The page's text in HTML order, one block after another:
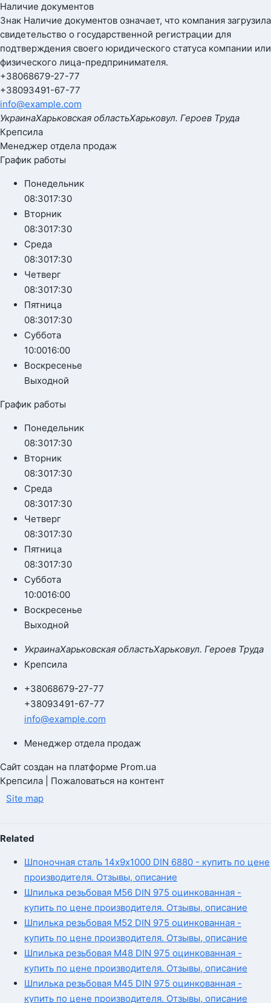
Наличие документов
Знак Наличие документов означает, что компания загрузила
свидетельство о государственной регистрации для
подтверждения своего юридического статуса компании или
физического лица-предпринимателя.
+38068679-27-77
+38093491-67-77
info@example.com
УкраинаХарьковская областьХарьковул. Героев Труда
Крепсила
Менеджер отдела продаж
График работы
Понедельник
08:3017:30
Вторник
08:3017:30
Среда
08:3017:30
Четверг
08:3017:30
Пятница
08:3017:30
Суббота
10:0016:00
Воскресенье
Выходной
График работы
Понедельник
08:3017:30
Вторник
08:3017:30
Среда
08:3017:30
Четверг
08:3017:30
Пятница
08:3017:30
Суббота
10:0016:00
Воскресенье
Выходной
УкраинаХарьковская областьХарьковул. Героев Труда
Крепсила
+38068679-27-77
+38093491-67-77
info@example.com
Менеджер отдела продаж
Сайт создан на платформе Prom.ua
Крепсила | Пожаловаться на контент
Site map
Related
Шпоночная сталь 14х9х1000 DIN 6880 - купить по цене
производителя. Отзывы, описание
Шпилька резьбовая М56 DIN 975 оцинкованная -
купить по цене производителя. Отзывы, описание
Шпилька резьбовая М52 DIN 975 оцинкованная -
купить по цене производителя. Отзывы, описание
Шпилька резьбовая М48 DIN 975 оцинкованная -
купить по цене производителя. Отзывы, описание
Шпилька резьбовая М45 DIN 975 оцинкованная -
купить по цене производителя. Отзывы, описание